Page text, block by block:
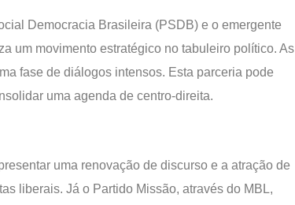
Democracia Brasileira (PSDB) e o emergente
um movimento estratégico no tabuleiro político. As
fase de diálogos intensos. Esta parceria pode
uma agenda de centro-direita.
uma renovação de discurso e a atração de
liberais. Já o Partido Missão, através do MBL,